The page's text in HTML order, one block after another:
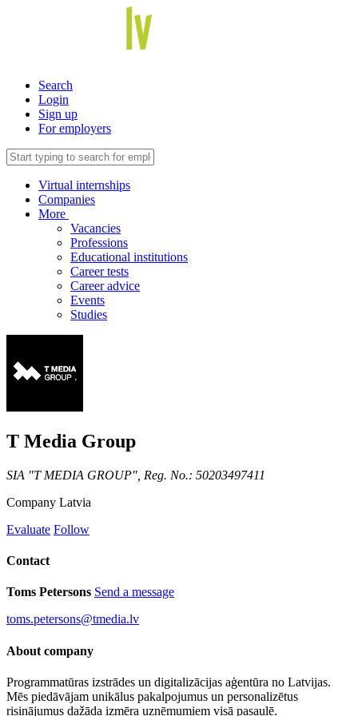
Search
Login
Sign up
For employers
Virtual internships
Companies
More
Vacancies
Professions
Educational institutions
Career tests
Career advice
Events
Studies
T Media Group
SIA "T MEDIA GROUP", Reg. No.: 50203497411
Company Latvia
Evaluate Follow
Contact
Toms Petersons Send a message
toms.petersons@tmedia.lv
About company
Programmatūras izstrādes un digitalizācijas aģentūra no Latvijas.
Mēs piedāvājam unikālus pakalpojumus un personalizētus
risinājumus dažāda izmēra uzņēmumiem visā pasaulē.